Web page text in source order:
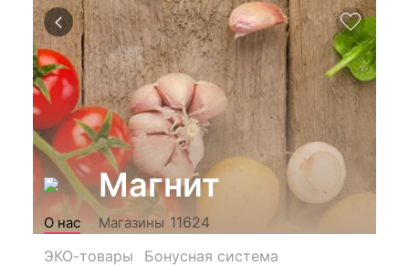
Магнит
О нас Магазины 11624
ЭКО-товары
Бонусная система